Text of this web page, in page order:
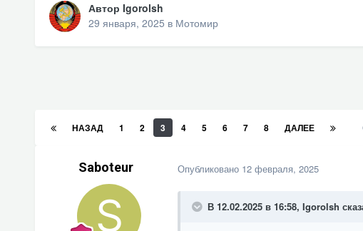
Автор Igorolsh
29 января, 2025 в Мотомир
НАЗАД 1 2 3 4 5 6 7 8 ДАЛЕЕ
Saboteur Опубликовано 12 февраля, 2025
В 12.02.2025 в 16:58, Igorolsh